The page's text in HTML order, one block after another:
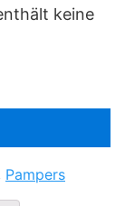
keine
Pampers